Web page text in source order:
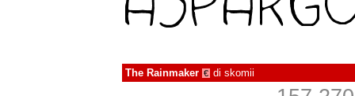
The Rainmaker € di skomii